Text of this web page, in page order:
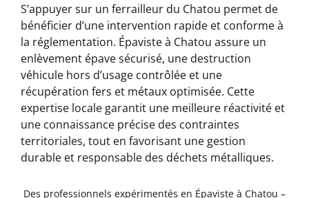
S’appuyer sur un ferrailleur du Chatou permet de
bénéficier d’une intervention rapide et conforme à
la réglementation. Épaviste à Chatou assure un
enlèvement épave sécurisé, une destruction
véhicule hors d’usage contrôlée et une
récupération fers et métaux optimisée. Cette
expertise locale garantit une meilleure réactivité et
une connaissance précise des contraintes
territoriales, tout en favorisant une gestion
durable et responsable des déchets métalliques.
Des professionnels expérimentés en Épaviste à Chatou –